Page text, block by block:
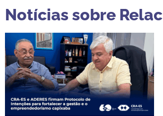
Notícias sobre